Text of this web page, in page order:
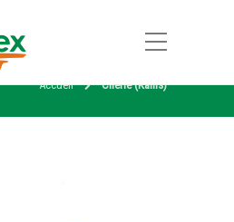
Accueil Chérie (Kallis)